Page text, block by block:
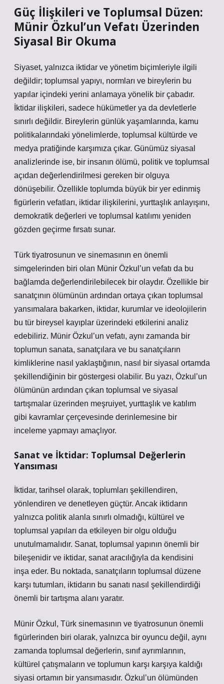
Güç İlişkileri ve Toplumsal Düzen:
Münir Özkul’un Vefatı Üzerinden
Siyasal Bir Okuma
Siyaset, yalnızca iktidar ve yönetim biçimleriyle ilgili
değildir; toplumsal yapıyı, normları ve bireylerin bu
yapılar içindeki yerini anlamaya yönelik bir çabadır.
İktidar ilişkileri, sadece hükümetler ya da devletlerle
sınırlı değildir. Bireylerin günlük yaşamlarında, kamu
politikalarındaki yönelimlerde, toplumsal kültürde ve
medya pratiğinde karşımıza çıkar. Günümüz siyasal
analizlerinde ise, bir insanın ölümü, politik ve toplumsal
açıdan değerlendirilmesi gereken bir olguya
dönüşebilir. Özellikle toplumda büyük bir yer edinmiş
figürlerin vefatları, iktidar ilişkilerini, yurttaşlık anlayışını,
demokratik değerleri ve toplumsal katılımı yeniden
gözden geçirme fırsatı sunar.
Türk tiyatrosunun ve sinemasının en önemli
simgelerinden biri olan Münir Özkul’un vefatı da bu
bağlamda değerlendirilebilecek bir olaydır. Özellikle bir
sanatçının ölümünün ardından ortaya çıkan toplumsal
yansımalara bakarken, iktidar, kurumlar ve ideolojilerin
bu tür bireysel kayıplar üzerindeki etkilerini analiz
edebiliriz. Münir Özkul’un vefatı, aynı zamanda bir
toplumun sanata, sanatçılara ve bu sanatçıların
kimliklerine nasıl yaklaştığının, nasıl bir siyasal ortamda
şekillendiğinin bir göstergesi olabilir. Bu yazı, Özkul’un
ölümünün ardından çıkan toplumsal ve siyasal
tartışmalar üzerinden meşruiyet, yurttaşlık ve katılım
gibi kavramlar çerçevesinde derinlemesine bir
inceleme yapmayı amaçlıyor.
Sanat ve İktidar: Toplumsal Değerlerin
Yansıması
İktidar, tarihsel olarak, toplumları şekillendiren,
yönlendiren ve denetleyen güçtür. Ancak iktidarın
yalnızca politik alanla sınırlı olmadığı, kültürel ve
toplumsal yapıları da etkileyen bir olgu olduğu
unutulmamalıdır. Sanat, toplumsal yapının önemli bir
bileşenidir ve iktidar, sanat aracılığıyla da kendisini
inşa eder. Bu noktada, sanatçıların toplumsal düzene
karşı tutumları, iktidarın bu sanatı nasıl şekillendirdiği
önemli bir tartışma alanı yaratır.
Münir Özkul, Türk sinemasının ve tiyatrosunun önemli
figürlerinden biri olarak, yalnızca bir oyuncu değil, aynı
zamanda toplumsal değerlerin, sınıf ayrımlarının,
kültürel çatışmaların ve toplumun karşı karşıya kaldığı
siyasi ortamın bir yansımasıdır. Özkul’un ölümünden